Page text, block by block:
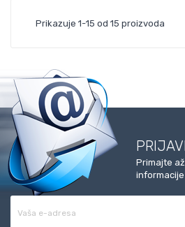
Prikazuje 1-15 od 15 proizvoda
Primajte